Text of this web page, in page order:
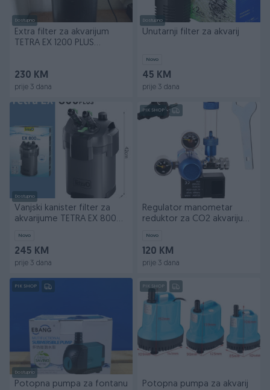
Dostupno
Extra filter za akvarijum
TETRA EX 1200 PLUS
230 KM
prije 3 dana
Dostupno
Unutarnji filter za akvarij
Novo
45 KM
prije 3 dana
Dostupno
Vanjski kanister filter za
akvarijume TETRA EX 800
Novo
245 KM
prije 3 dana
PIK SHOP
Regulator manometar
reduktor za CO2 akvarijum
Novo
120 KM
prije 3 dana
PIK SHOP
Dostupno
Potopna pumpa za fontanu
PIK SHOP
Potopna pumpa za akvarij